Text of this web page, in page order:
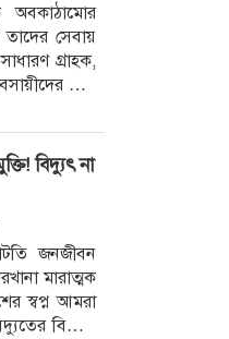
অবকাঠামোর
সেবায়
গ্রাহক,
জন্য
বিদ্যুৎ না
জনজীবন
মারাত্মক
স্বপ্ন আমরা
বিকল্প